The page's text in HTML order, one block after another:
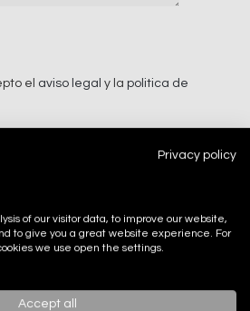
el aviso legal y la politica de
Privacy policy
of our visitor data, to improve our website,
to give you a great website experience. For
we use open the settings.
Accept all